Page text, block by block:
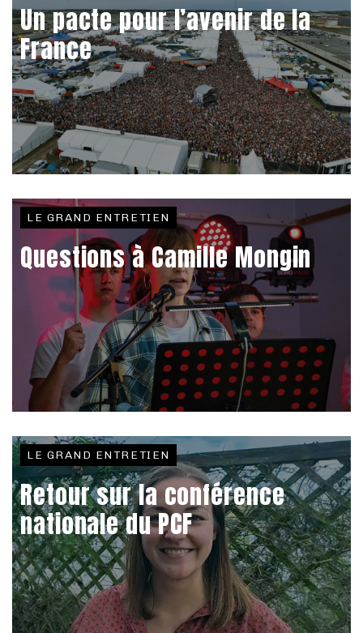
Un pacte pour l’avenir de la
France
LE GRAND ENTRETIEN
Questions à Camille Mongin
LE GRAND ENTRETIEN
Retour sur la conférence
nationale du PCF